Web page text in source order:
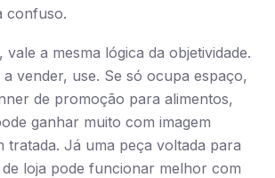
confuso.
vale a mesma lógica da objetividade.
vender, use. Se só ocupa espaço,
de promoção para alimentos,
ganhar muito com imagem
tratada. Já uma peça voltada para
loja pode funcionar melhor com